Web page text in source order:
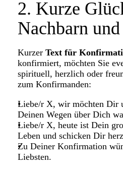
2. Kurze
Nachbarn
Kurzer Text für
konfirmiert, möchten Sie
spirituell, herzlich oder
zum Konfirmanden:
Liebe/r X, wir möchten Dir
Deinen Wegen über Dich
Liebe/r X, heute ist Dein
Leben und schicken Dir
Zu Deiner Konfirmation
Liebsten.